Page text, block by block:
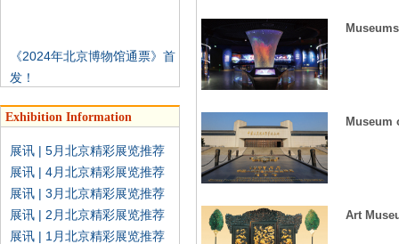
《2024年北京博物馆通票》首
发！
Exhibition Information
展讯 | 5月北京精彩展览推荐
展讯 | 4月北京精彩展览推荐
展讯 | 3月北京精彩展览推荐
展讯 | 2月北京精彩展览推荐
展讯 | 1月北京精彩展览推荐
Museum
Art